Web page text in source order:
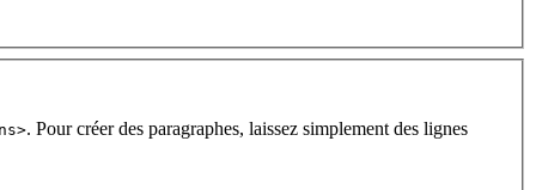
. Pour créer des paragraphes, laissez simplement des lignes